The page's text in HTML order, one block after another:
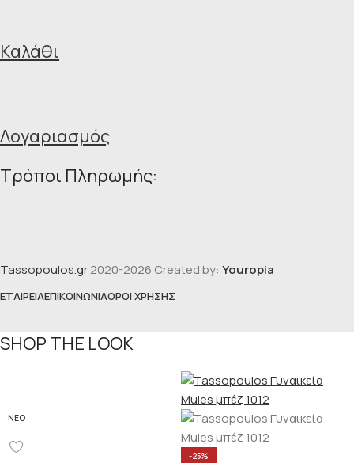
Καλάθι
Λογαριασμός
Τρόποι Πληρωμής:
Tassopoulos.gr2020-2026 Created by: Youropia
ΕΤΑΙΡΕΊΑΕΠΙΚΟΙΝΩΝΊΑΌΡΟΙ ΧΡΉΣΗΣ
SHOP THE LOOK
ΝΈΟ
-25%